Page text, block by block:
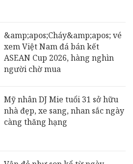
&amp;apos;Cháy&amp;apos; vé
xem Việt Nam đá bán kết
ASEAN Cup 2026, hàng nghìn
người chờ mua
Mỹ nhân DJ Mie tuổi 31 sở hữu
nhà đẹp, xe sang, nhan sắc ngày
càng thăng hạng